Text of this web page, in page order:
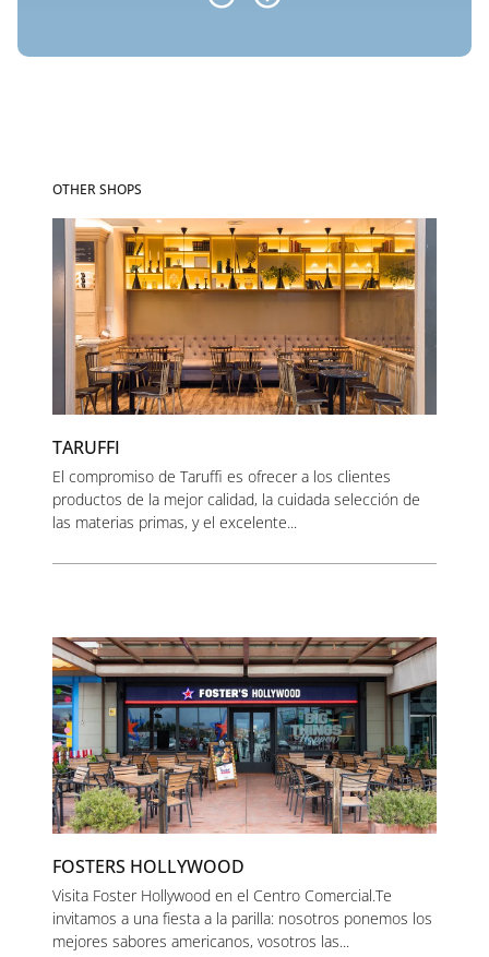
OTHER SHOPS
TARUFFI
El compromiso de Taruffi es ofrecer a los clientes
productos de la mejor calidad, la cuidada selección de
las materias primas, y el excelente...
FOSTERS HOLLYWOOD
Visita Foster Hollywood en el Centro Comercial.Te
invitamos a una fiesta a la parilla: nosotros ponemos los
mejores sabores americanos, vosotros las...